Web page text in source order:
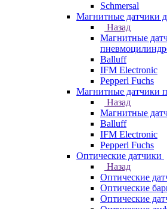
Schmersal
Магнитные датчики
Назад
Магнитные
Balluff
IFM Electronic
Pepperl Fuchs
Магнитные датчики
Назад
Магнитные
Balluff
IFM Electronic
Pepperl Fuchs
Оптические датчики
Назад
Оптические
Оптические
Оптические